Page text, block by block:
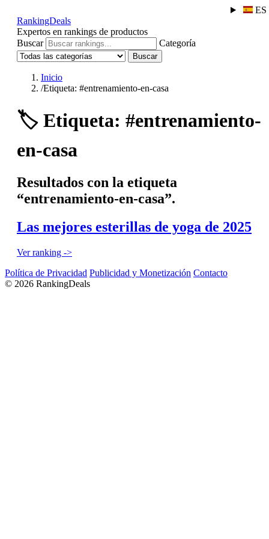
ES
RankingDeals
Expertos en rankings de productos
Buscar
Categoría
Buscar
Inicio
/Etiqueta: #entrenamiento-en-casa
🏷️ Etiqueta: #entrenamiento-
en-casa
Resultados con la etiqueta
“entrenamiento-en-casa”.
Las mejores esterillas de yoga de 2025
Ver ranking ->
Política de Privacidad Publicidad y Monetización Contacto
© 2026 RankingDeals